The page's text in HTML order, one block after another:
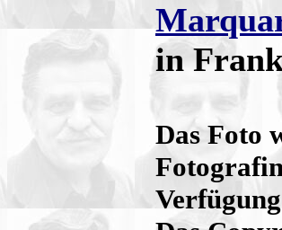
in
Das Foto